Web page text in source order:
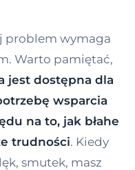
problem wymaga
Warto pamiętać,
jest dostępna dla
wsparcia
na to, jak błahe
trudności. Kiedy
smutek, masz